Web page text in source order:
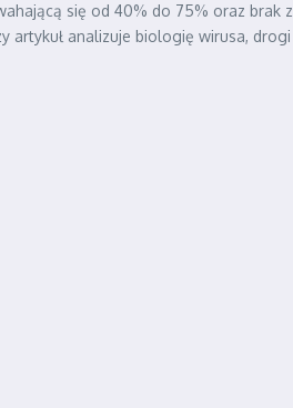
się od 40% do 75% oraz brak
analizuje biologię wirusa,